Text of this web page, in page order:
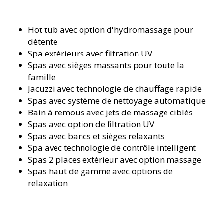
Hot tub avec option d'hydromassage pour
détente
Spa extérieurs avec filtration UV
Spas avec sièges massants pour toute la
famille
Jacuzzi avec technologie de chauffage rapide
Spas avec système de nettoyage automatique
Bain à remous avec jets de massage ciblés
Spas avec option de filtration UV
Spas avec bancs et sièges relaxants
Spa avec technologie de contrôle intelligent
Spas 2 places extérieur avec option massage
Spas haut de gamme avec options de
relaxation